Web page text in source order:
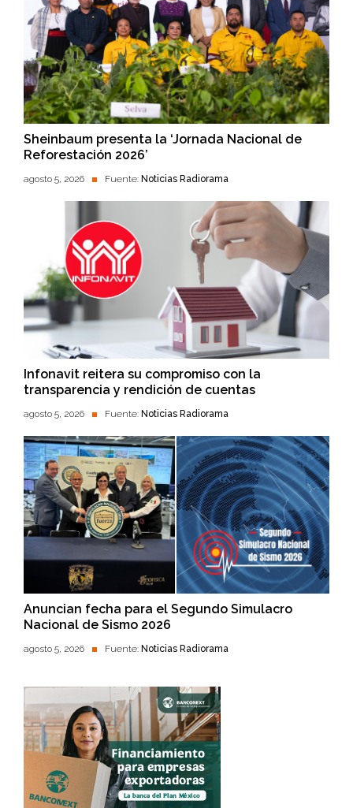
Sheinbaum presenta la ‘Jornada Nacional de
Reforestación 2026’
agosto 5, 2026 Fuente: Noticias Radiorama
Infonavit reitera su compromiso con la
transparencia y rendición de cuentas
agosto 5, 2026 Fuente: Noticias Radiorama
Anuncian fecha para el Segundo Simulacro
Nacional de Sismo 2026
agosto 5, 2026 Fuente: Noticias Radiorama